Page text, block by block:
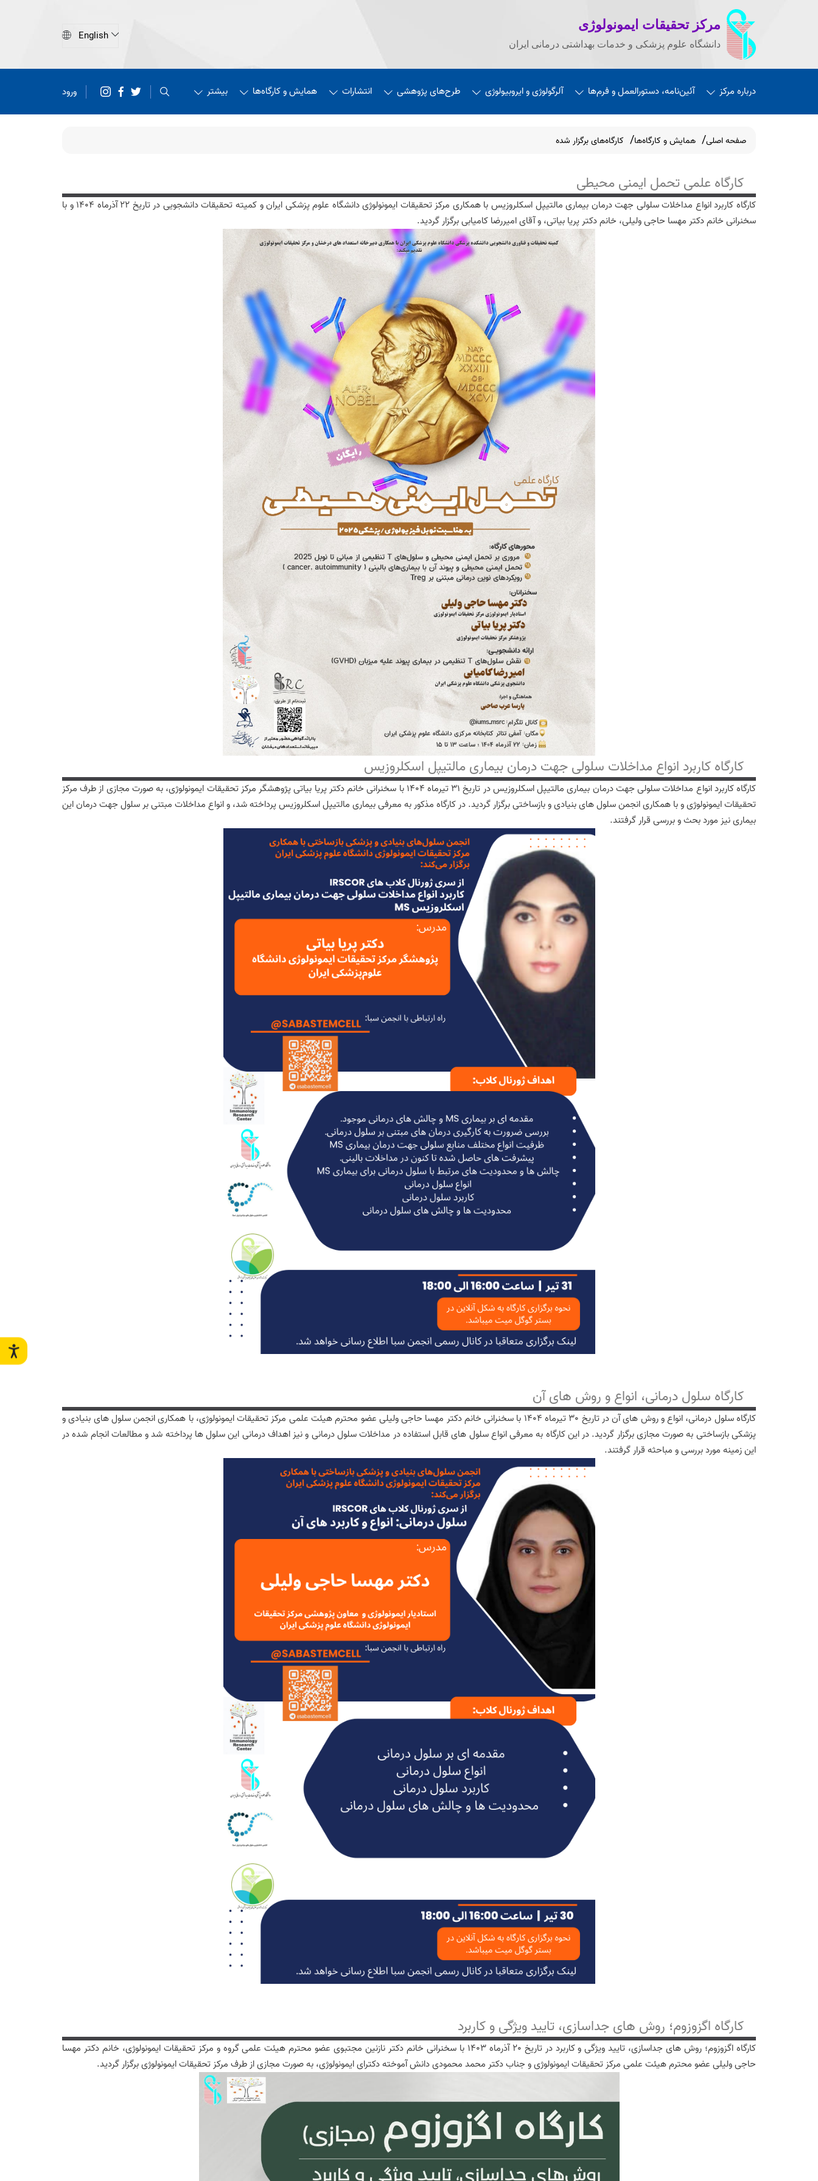
مرکز تحقیقات ایمونولوژی
دانشگاه علوم پزشکی و خدمات بهداشتی درمانی ایران
درباره مرکز آئین‌نامه، دستورالعمل و فرم‌ها آلرگولوژی و ایروبیولوژی طرح‌های پژوهشی انتشارات همایش‌ و کارگاه‌ها بیشتر ورود
صفحه اصلی همایش‌ و کارگاه‌ها کارگاه‌های برگزار شده
کارگاه علمی تحمل ایمنی محیطی
کارگاه کاربرد انواع مداخلات سلولی جهت درمان بیماری مالتیپل اسکلروزیس با همکاری مرکز تحقیقات ایمونولوژی دانشگاه علوم پزشکی ایران و کمیته تحقیقات دانشجویی در تاریخ 22 آذرماه 1404 و با
سخنرانی خانم دکتر مهسا حاجی ولیلی، خانم دکتر پریا بیاتی، و آقای امیررضا کامیابی برگزار گردید.
کارگاه کاربرد انواع مداخلات سلولی جهت درمان بیماری مالتیپل اسکلروزیس
کارگاه کاربرد انواع مداخلات سلولی جهت درمان بیماری مالتیپل اسکلروزیس در تاریخ 31 تیرماه 1404 با سخنرانی خانم دکتر پریا بیاتی پژوهشگر مرکز تحقیقات ایمونولوژی، به صورت مجازی از طرف مرکز
تحقیقات ایمونولوژی و با همکاری انجمن سلول های بنیادی و بازساختی برگزار گردید. در کارگاه مذکور به معرفی بیماری مالتیپل اسکلروزیس پرداخته شد، و انواع مداخلات مبتنی بر سلول جهت درمان این
بیماری نیز مورد بحث و بررسی قرار گرفتند.
کارگاه سلول درمانی، انواع و روش های آن
کارگاه سلول درمانی، انواع و روش های آن در تاریخ 30 تیرماه 1404 با سخنرانی خانم دکتر مهسا حاجی ولیلی عضو محترم هیئت علمی مرکز تحقیقات ایمونولوژی، با همکاری انجمن سلول های بنیادی و
پزشکی بازساختی به صورت مجازی برگزار گردید. در این کارگاه به معرفی انواع سلول های قابل استفاده در مداخلات سلول درمانی و نیز اهداف درمانی این سلول ها پرداخته شد و مطالعات انجام شده در
این زمینه مورد بررسی و مباحثه قرار گرفتند.
کارگاه اگزوزوم؛ روش های جداسازی، تایید ویژگی و کاربرد
کارگاه اگزوزوم؛ روش های جداسازی، تایید ویژگی و کاربرد در تاریخ 20 آذرماه 1403 با سخنرانی خانم دکتر نازنین مجتبوی عضو محترم هیئت علمی گروه و مرکز تحقیقات ایمونولوژی، خانم دکتر مهسا
حاجی ولیلی عضو محترم هیئت علمی مرکز تحقیقات ایمونولوژی و جناب دکتر محمد محمودی دانش آموخته دکترای ایمونولوژی، به صورت مجازی از طرف مرکز تحقیقات ایمونولوژی برگزار گردید.